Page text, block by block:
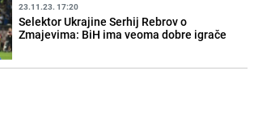
23.11.23. 17:20
Selektor Ukrajine Serhij Rebrov o
Zmajevima: BiH ima veoma dobre igrače